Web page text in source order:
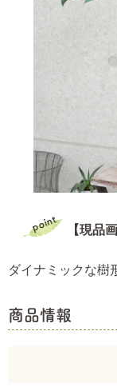
【現品
ダイナミックな樹
商品情報